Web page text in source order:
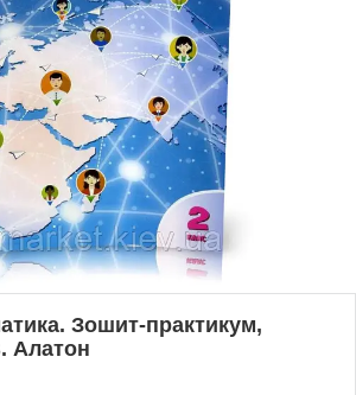
Зошит-практикум,
Алатон